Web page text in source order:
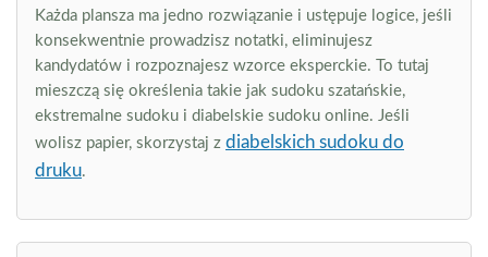
Każda plansza ma jedno rozwiązanie i ustępuje logice, jeśli
konsekwentnie prowadzisz notatki, eliminujesz
kandydatów i rozpoznajesz wzorce eksperckie. To tutaj
mieszczą się określenia takie jak sudoku szatańskie,
ekstremalne sudoku i diabelskie sudoku online. Jeśli
wolisz papier, skorzystaj z diabelskich sudoku do
druku.